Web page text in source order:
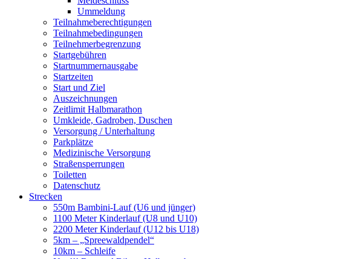
Ummeldung
Teilnahmeberechtigungen
Teilnahmebedingungen
Teilnehmerbegrenzung
Startgebühren
Startnummernausgabe
Startzeiten
Start und Ziel
Auszeichnungen
Zeitlimit Halbmarathon
Umkleide, Gadroben, Duschen
Versorgung / Unterhaltung
Parkplätze
Medizinische Versorgung
Straßensperrungen
Toiletten
Datenschutz
Strecken
550m Bambini-Lauf (U6 und jünger)
1100 Meter Kinderlauf (U8 und U10)
2200 Meter Kinderlauf (U12 bis U18)
5km – „Spreewaldpendel“
10km – Schleife